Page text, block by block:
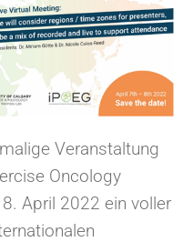
Veranstaltung
Oncology
April 2022 ein voller